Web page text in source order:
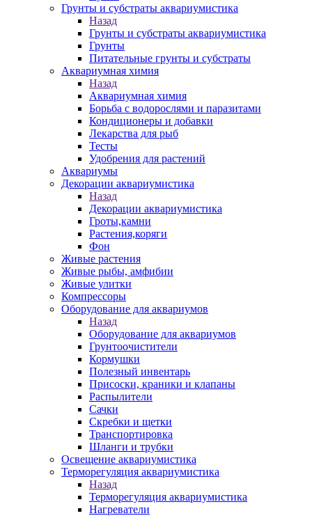
Грунты и субстраты аквариумистика
Назад
Грунты и субстраты аквариумистика
Грунты
Питательные грунты и субстраты
Аквариумная химия
Назад
Аквариумная химия
Борьба с водорослями и паразитами
Кондиционеры и добавки
Лекарства для рыб
Тесты
Удобрения для растений
Аквариумы
Декорации аквариумистика
Назад
Декорации аквариумистика
Гроты,камни
Растения,коряги
Фон
Живые растения
Живые рыбы, амфибии
Живые улитки
Компрессоры
Оборудование для аквариумов
Назад
Оборудование для аквариумов
Грунтоочистители
Кормушки
Полезный инвентарь
Присоски, краники и клапаны
Распылители
Сачки
Скребки и щетки
Транспортировка
Шланги и трубки
Освещение аквариумистика
Терморегуляция аквариумистика
Назад
Терморегуляция аквариумистика
Нагреватели